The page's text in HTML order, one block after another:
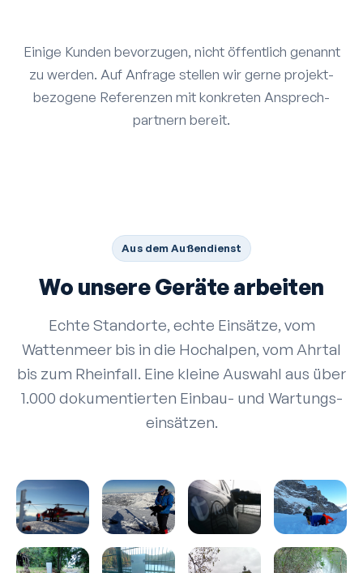
Einige Kunden bevorzugen, nicht öffentlich genannt
zu werden. Auf Anfrage stellen wir gerne projekt­
bezogene Referenzen mit konkreten Ansprech­
partnern bereit.
Aus dem Außendienst
Wo unsere Geräte arbeiten
Echte Standorte, echte Einsätze, vom
Wattenmeer bis in die Hochalpen, vom Ahrtal
bis zum Rheinfall. Eine kleine Auswahl aus über
1.000 dokumentierten Einbau- und Wartungs­
einsätzen.